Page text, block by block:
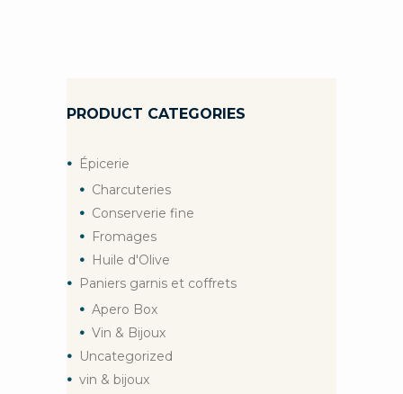
PRODUCT CATEGORIES
Épicerie
Charcuteries
Conserverie fine
Fromages
Huile d'Olive
Paniers garnis et coffrets
Apero Box
Vin & Bijoux
Uncategorized
vin & bijoux